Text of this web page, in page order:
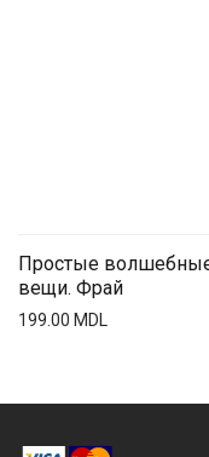
Простые
вещи. Фрай
199.00 MDL